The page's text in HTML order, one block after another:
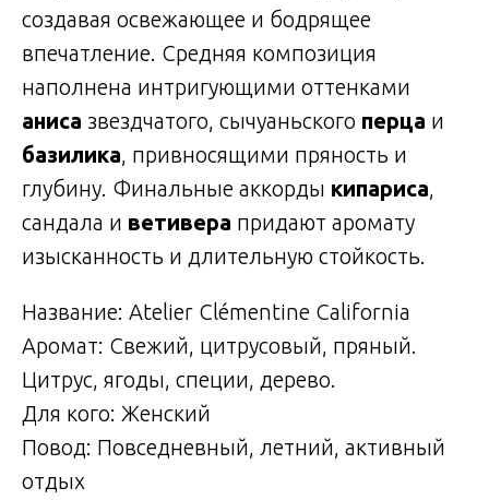
создавая освежающее и бодрящее
впечатление. Средняя композиция
наполнена интригующими оттенками
аниса звездчатого, сычуаньского перца и
базилика, привносящими пряность и
глубину. Финальные аккорды кипариса,
сандала и ветивера придают аромату
изысканность и длительную стойкость.
Название: Atelier Clémentine California
Аромат: Свежий, цитрусовый, пряный.
Цитрус, ягоды, специи, дерево.
Для кого: Женский
Повод: Повседневный, летний, активный
отдых